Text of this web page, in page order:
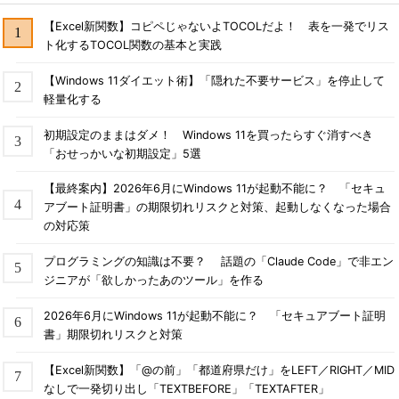
【Excel新関数】コピペじゃないよTOCOLだよ！ 表を一発でリス
ト化するTOCOL関数の基本と実践
【Windows 11ダイエット術】「隠れた不要サービス」を停止して
軽量化する
初期設定のままはダメ！ Windows 11を買ったらすぐ消すべき
「おせっかいな初期設定」5選
【最終案内】2026年6月にWindows 11が起動不能に？ 「セキュ
アブート証明書」の期限切れリスクと対策、起動しなくなった場合
の対応策
プログラミングの知識は不要？ 話題の「Claude Code」で非エン
ジニアが「欲しかったあのツール」を作る
2026年6月にWindows 11が起動不能に？ 「セキュアブート証明
書」期限切れリスクと対策
【Excel新関数】「@の前」「都道府県だけ」をLEFT／RIGHT／MID
なしで一発切り出し「TEXTBEFORE」「TEXTAFTER」